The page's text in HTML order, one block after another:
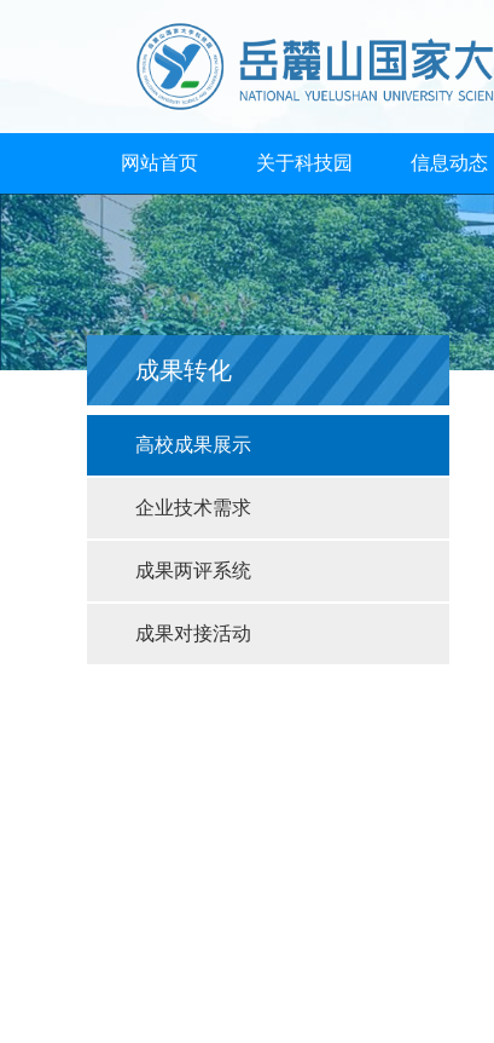
网站首页 关于科技园 信息动态
成果转化
高校成果展示
企业技术需求
成果两评系统
成果对接活动